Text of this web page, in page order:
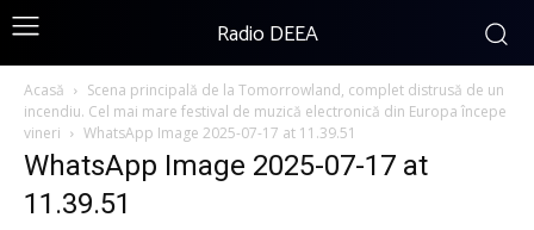
Radio DEEA
Acasă
Scena principală de la Tomorrowland, complet distrusă de un
incendiu. Cel mai mare festival de muzică electronică din Europa începe
vineri
WhatsApp Image 2025-07-17 at 11.39.51
WhatsApp Image 2025-07-17 at
11.39.51